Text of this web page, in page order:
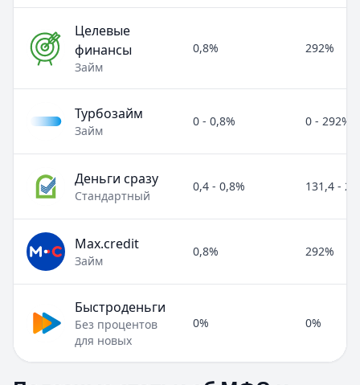
Целевые
финансы
Займ
0,8% 292%
Турбозайм
Займ
0 - 0,8% 0 - 292%
Деньги сразу
Стандартный
0,4 - 0,8% 131,4 -
Max.credit
Займ
0,8% 292%
Быстроденьги
Без процентов
для новых
0% 0%